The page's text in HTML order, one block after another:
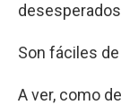
Son fáciles
A ver, como